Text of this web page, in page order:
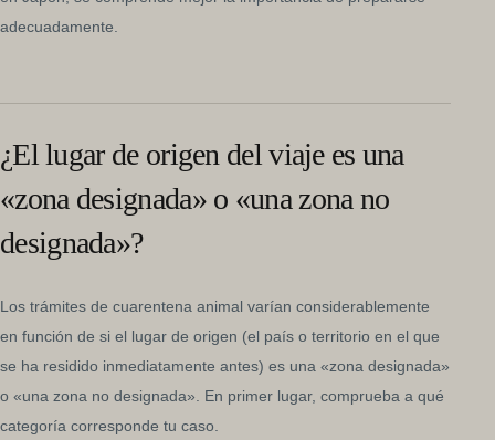
adecuadamente.
¿El lugar de origen del viaje es una
«zona designada» o «una zona no
designada»?
Los trámites de cuarentena animal varían considerablemente
en función de si el lugar de origen (el país o territorio en el que
se ha residido inmediatamente antes) es una «zona designada»
o «una zona no designada». En primer lugar, comprueba a qué
categoría corresponde tu caso.